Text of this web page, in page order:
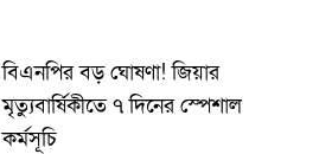
বিএনপির বড় ঘোষণা! জিয়ার
মৃত্যুবার্ষিকীতে ৭ দিনের স্পেশাল
কর্মসূচি